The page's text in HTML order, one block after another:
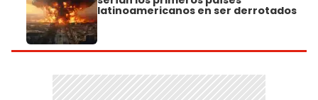
latinoamericanos en ser derrotados